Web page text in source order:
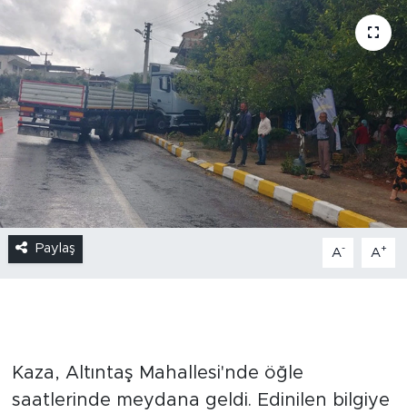
Paylaş A- A+
Kaza, Altıntaş Mahallesi'nde öğle
saatlerinde meydana geldi. Edinilen bilgiye